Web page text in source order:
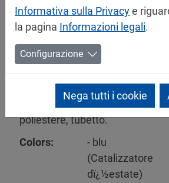
Mipa Härter P
Pasta di catalizzatore
poliestere, tubetto.
Colors:
- blu
(Catalizzatore
dï¿½estate)
Informativa sulla Privacye
la pagina Informazioni legali.
Configurazione
Nega tutti i cookie